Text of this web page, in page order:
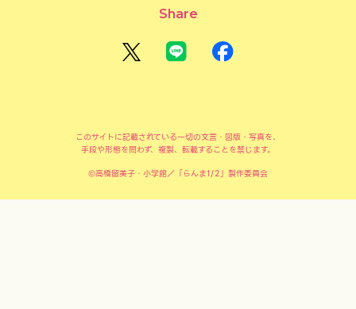
Share
このサイトに記載されている一切の文言・図版・写真を、
手段や形態を問わず、複製、転載することを禁じます。
©高橋留美子・小学館／「らんま1/2」製作委員会